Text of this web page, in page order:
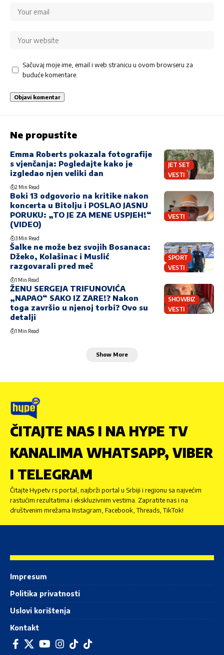
Sačuvaj moje ime, email i web stranicu u ovom browseru za
buduće komentare.
Ne propustite
JET SET
VESTI
Emma Roberts pokazala fotografije
s vjenčanja: Pogledajte kako je
izgledao njen veliki dan
2 Min Read
VESTI
Boki 13 odgovorio na kritike nakon
koncerta u Bitolju i POSLAO JASNU
PORUKU: „TO JE ZA MENE USPJEH!“
(VIDEO)
3 Min Read
SPORT
VESTI
Šalke ne može bez svojih Bosanaca:
Džeko, Kolašinac i Muslić
razgovarali pred meč
1 Min Read
SHOWBIZ
VESTI
ŽENU SERGEJA TRIFUNOVIĆA
„NAPAO“ SAKO IZ ZARE!? Nakon
toga završio u njenoj torbi? Ovo su
detalji
1 Min Read
Show More
ČITAJTE NAS I NA HYPE TV
KANALIMA WHATSAPP, VIBER
I TELEGRAM
Čitajte Hypetv.rs portal, najbrži portal u Srbiji i regionu sa najvećim
rastućim rezultatima i ekskluzivnim vestima. Zapratite nas i na
društvenim mrežama Instagram, Facebook, Threads, TikTok!
Impresum
Politika privatnosti
Uslovi korištenja
Kontakt